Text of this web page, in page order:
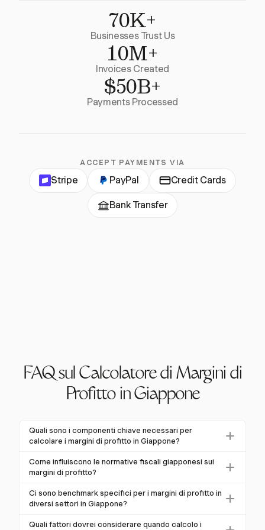
70K+
Businesses Trust Us
10M+
Invoices Created
$50B+
Payments Processed
ACCEPT PAYMENTS VIA
Stripe PayPal Credit Cards
Bank Transfer
FAQ sul Calcolatore di Margini di
Profitto in Giappone
Quali sono i componenti chiave necessari per
calcolare i margini di profitto in Giappone?
Per calcolare i margini di profitto in Giappone, è
necessario comprendere gli standard contabili come
benchmark specifici del settore. Inizia calcolando i
margini di profitto lordo, operativo e netto utilizzando
formule standard. I componenti chiave includono le
Come influiscono le normative fiscali giapponesi sui
margini di profitto?
Le normative fiscali giapponesi influiscono
significativamente sui margini di profitto. L'aliquota
Ci sono benchmark specifici per i margini di profitto in
diversi settori in Giappone?
Sì, i benchmark settoriali variano ampiamente. Ad
Quali fattori dovrei considerare quando calcolo i